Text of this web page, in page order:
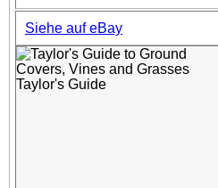
Siehe auf eBay